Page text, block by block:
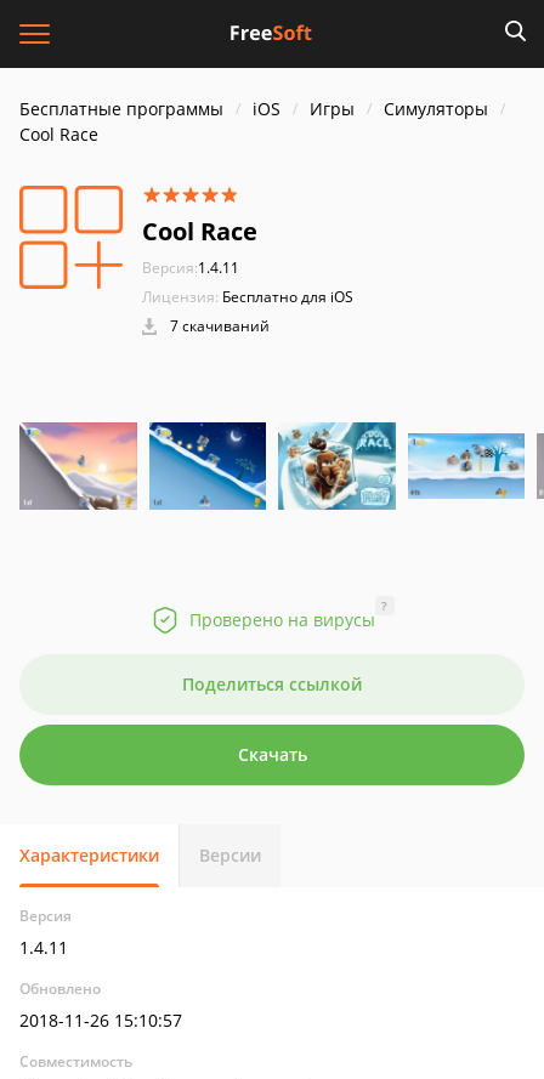
Бесплатные программы iOS Игры
Симуляторы
Cool Race
Cool Race
Версия:1.4.11
Лицензия: Бесплатно для iOS
7 скачиваний
Проверено на вирусы
?
Поделиться ссылкой
Скачать
Характеристики Версии
Версия
1.4.11
Обновлено
2018-11-26 15:10:57
Совместимость